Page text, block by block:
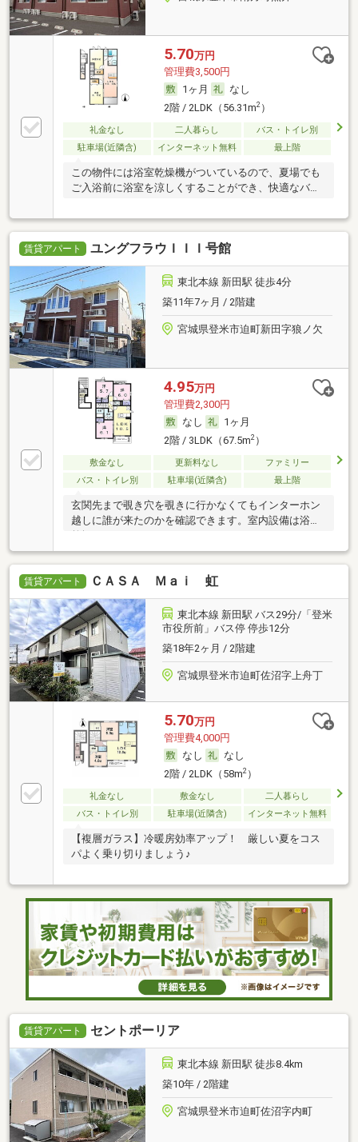
5.70万円
管理費3,500円
1ヶ月
なし
2階 / 2LDK（56.31m2）
礼金なし 二人暮らし
バス・トイレ別
駐車場(近隣含)
インターネット無料 最上階
この物件には浴室乾燥機がついているので、夏場でも
ご入浴前に浴室を涼しくすることができ、快適なバス
賃貸アパート ユングフラウＩＩＩ号館
東北本線 新田駅 徒歩4分
築11年7ヶ月 / 2階建
宮城県登米市迫町新田字狼ノ欠
4.95万円
管理費2,300円
なし
1ヶ月
2階 / 3LDK（67.5m2）
敷金なし 更新料なし
ファミリー
バス・トイレ別
駐車場(近隣含) 最上階
玄関先まで覗き穴を覗きに行かなくてもインターホン
越しに誰が来たのかを確認できます。室内設備は浴室
賃貸アパート ＣＡＳＡ Ｍａｉ 虹
東北本線 新田駅 バス29分/「登米
市役所前」バス停 停歩12分
築18年2ヶ月 / 2階建
宮城県登米市迫町佐沼字上舟丁
5.70万円
管理費4,000円
なし
なし
2階 / 2LDK（58m2）
礼金なし 敷金なし
二人暮らし
バス・トイレ別
駐車場(近隣含) インターネット無料
【複層ガラス】冷暖房効率アップ！ 厳しい夏をコス
パよく乗り切りましょう♪
賃貸アパート セントポーリア
東北本線 新田駅 徒歩8.4km
築10年 / 2階建
宮城県登米市迫町佐沼字内町